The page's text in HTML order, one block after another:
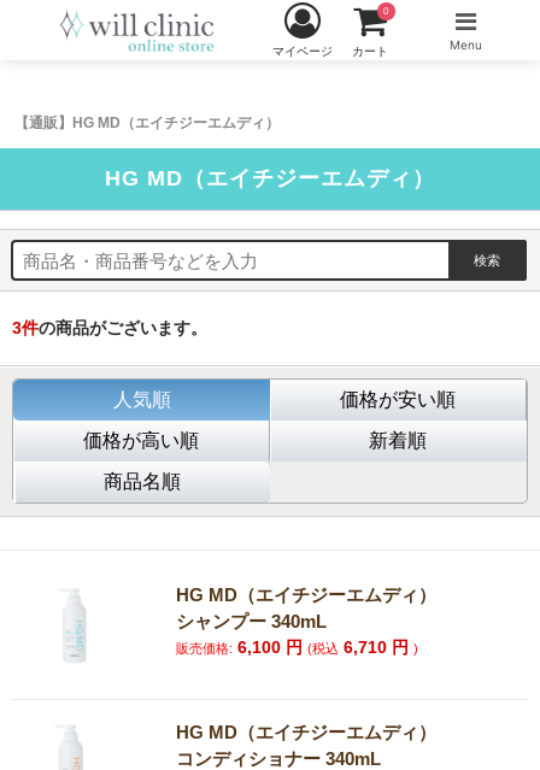
【通販】HG MD（エイチジーエムディ）
マイページ カート
0
Menu
HG MD（エイチジーエムディ）
3件の商品がございます。
人気順
価格が安い順
価格が高い順
新着順
商品名順
HG MD（エイチジーエムディ）
シャンプー 340mL
販売価格: 6,100 円(税込 6,710 円)
HG MD（エイチジーエムディ）
コンディショナー 340mL